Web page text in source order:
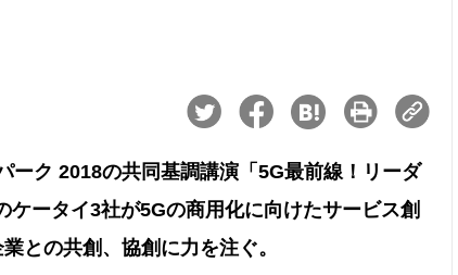
ーク 2018の共同基調講演「5G最前線！リーダ
ータイ3社が5Gの商用化に向けたサービス創
との共創、協創に力を注ぐ。